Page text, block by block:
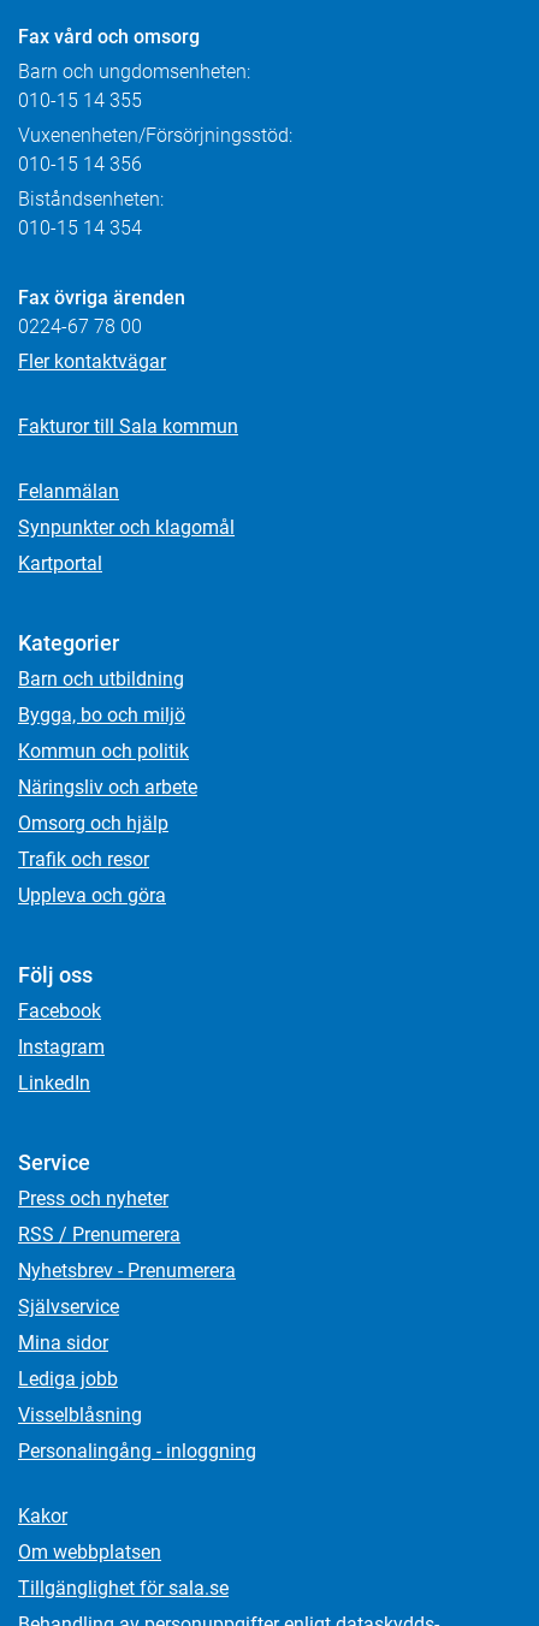
Fax vård och omsorg
Barn och ungdomsenheten:
010-15 14 355
Vuxenenheten/Försörjningsstöd:
010-15 14 356
Biståndsenheten:
010-15 14 354
Fax övriga ärenden
0224-67 78 00
Fler kontaktvägar
Fakturor till Sala kommun
Felanmälan
Synpunkter och klagomål
Kartportal
Kategorier
Barn och utbildning
Bygga, bo och miljö
Kommun och politik
Näringsliv och arbete
Omsorg och hjälp
Trafik och resor
Uppleva och göra
Följ oss
Facebook
Instagram
LinkedIn
Service
Press och nyheter
RSS / Prenumerera
Nyhetsbrev - Prenumerera
Självservice
Mina sidor
Lediga jobb
Visselblåsning
Personalingång - inloggning
Kakor
Om webbplatsen
Tillgänglighet för sala.se